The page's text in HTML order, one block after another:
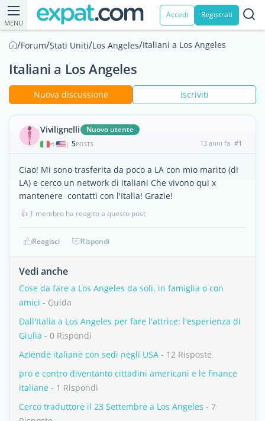
MENU
Accedi Registrati
/Forum/Stati Uniti/Los Angeles/Italiani a Los Angeles
Italiani a Los Angeles
Nuova discussione Iscriviti
Vivilignelli Nuovo utente
| 5POSTS 13 anni fa #1
Ciao! Mi sono trasferita da poco a LA con mio marito (di
LA) e cerco un network di italiani Che vivono qui x
mantenere contatti con l'Italia! Grazie!
👍 1 membro ha reagito a questo post
Reagisci Rispondi
Vedi anche
Cose da fare a Los Angeles da soli, in famiglia o con
amici - Guida
Dall'Italia a Los Angeles per fare l'attrice: l'esperienza di
Giulia - 0 Rispondi
Aziende italiane con sedi negli USA - 12 Risposte
pro e contro diventanto cittadini americani e le finance
italiane - 1 Rispondi
Cerco traduttore il 23 Settembre a Los Angeles - 7